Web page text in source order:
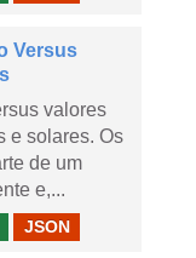
Versus
valores
e solares. Os
de um
e,...
JSON